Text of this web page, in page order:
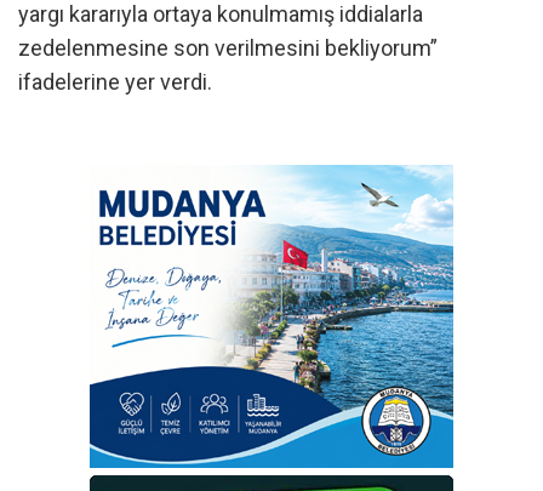
yargı kararıyla ortaya konulmamış iddialarla
zedelenmesine son verilmesini bekliyorum”
ifadelerine yer verdi.